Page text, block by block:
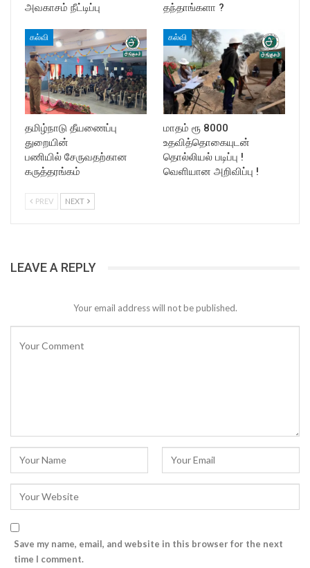
அவகாசம் நீட்டிப்பு
தந்தாங்களா ?
கல்வி
தமிழ்நாடு தீயணைப்பு
துறையின்
பணியில் சேருவதற்கான
கருத்தரங்கம்
கல்வி
மாதம் ரூ 8000
உதவித்தொகையுடன்
தொல்லியல் படிப்பு !
வெளியான அறிவிப்பு !
PREV NEXT
LEAVE A REPLY
Your email address will not be published.
Save my name, email, and website in this browser for the next
time I comment.